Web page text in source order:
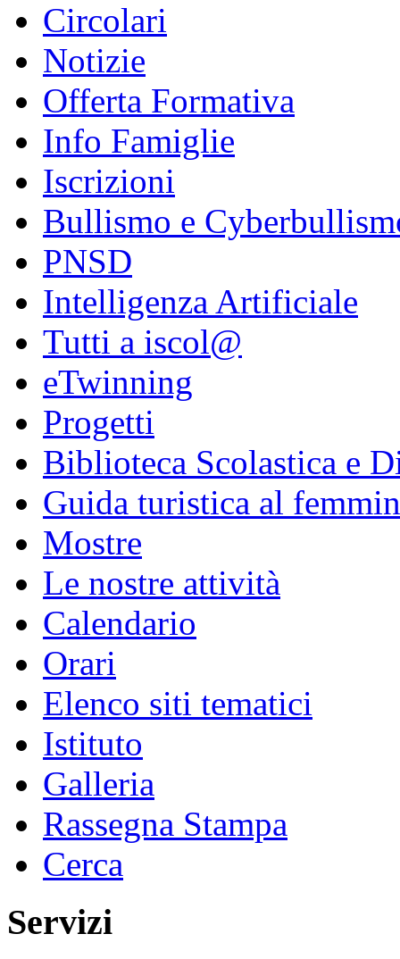
Circolari
Notizie
Offerta Formativa
Info Famiglie
Iscrizioni
Bullismo e
PNSD
Intelligenza Artificiale
Tutti a iscol@
eTwinning
Progetti
Biblioteca Scolastica e
Guida turistica al
Mostre
Le nostre attività
Calendario
Orari
Elenco siti tematici
Istituto
Galleria
Rassegna Stampa
Cerca
Servizi